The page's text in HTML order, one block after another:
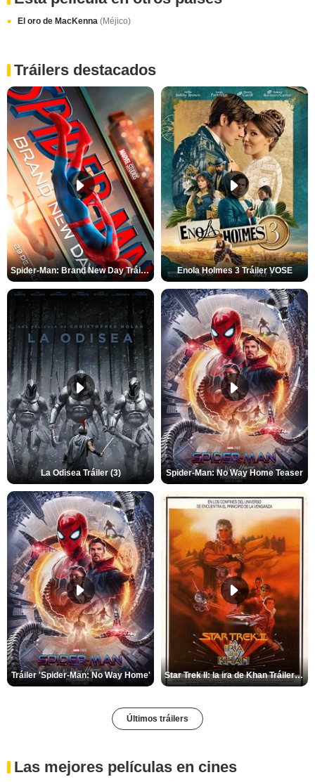
El oro de MacKenna (Méjico)
Tráilers destacados
Spider-Man: Brand New Day Tráiler (3) Enola Holmes 3 Tráiler VOSE
La Odisea Tráiler (3) Spider-Man: No Way Home Teaser
Tráiler 'Spider-Man: No Way Home' Star Trek II: la ira de Khan Tráiler VO
Últimos tráilers
Las mejores películas en cines